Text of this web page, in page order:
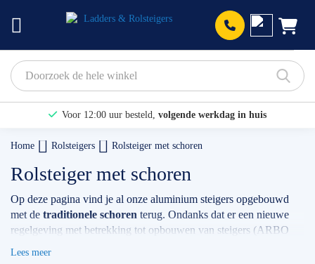
Voor 12:00 uur besteld, volgende werkdag in huis
Bekijk hier onze Actiepagina
Binnen 1 dag een
Home Rolsteigers Rolsteiger met schoren
Rolsteiger met schoren
Op deze pagina vind je al onze aluminium steigers opgebouwd
met de traditionele schoren terug. Ondanks dat er een nieuwe
regelgeving met betrekking tot opbouwen van steigers (ARBO
Lees meer